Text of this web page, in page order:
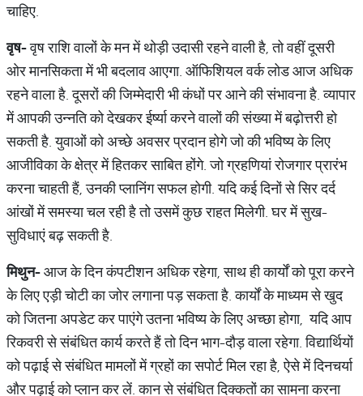
चाहिए.
वृष-वृष राशि वालों के मन में थोड़ी उदासी रहने वाली है, तो वहीं दूसरी
ओर मानसिकता में भी बदलाव आएगा. ऑफिशियल वर्क लोड आज अधिक
रहने वाला है. दूसरों की जिम्मेदारी भी कंधों पर आने की संभावना है. व्यापार
में आपकी उन्नति को देखकर ईर्ष्या करने वालों की संख्या में बढ़ोत्तरी हो
सकती है. युवाओं को अच्छे अवसर प्रदान होगे जो की भविष्य के लिए
आजीविका के क्षेत्र में हितकर साबित होंगे. जो ग्रहणियां रोजगार प्रारंभ
करना चाहती हैं, उनकी प्लानिंग सफल होगी. यदि कई दिनों से सिर दर्द
आंखों में समस्या चल रही है तो उसमें कुछ राहत मिलेगी. घर में सुख-
सुविधाएं बढ़ सकती है.
मिथुन-आज के दिन कंपटीशन अधिक रहेगा, साथ ही कार्यों को पूरा करने
के लिए एड़ी चोटी का जोर लगाना पड़ सकता है. कार्यों के माध्यम से खुद
को जितना अपडेट कर पाएंगे उतना भविष्य के लिए अच्छा होगा, यदि आप
रिकवरी से संबंधित कार्य करते हैं तो दिन भाग-दौड़ वाला रहेगा. विद्यार्थियों
को पढ़ाई से संबंधित मामलों में ग्रहों का सपोर्ट मिल रहा है, ऐसे में दिनचर्या
और पढ़ाई को प्लान कर लें. कान से संबंधित दिक्कतों का सामना करना